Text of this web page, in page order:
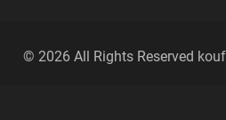
© 2026 All Rights Reserved